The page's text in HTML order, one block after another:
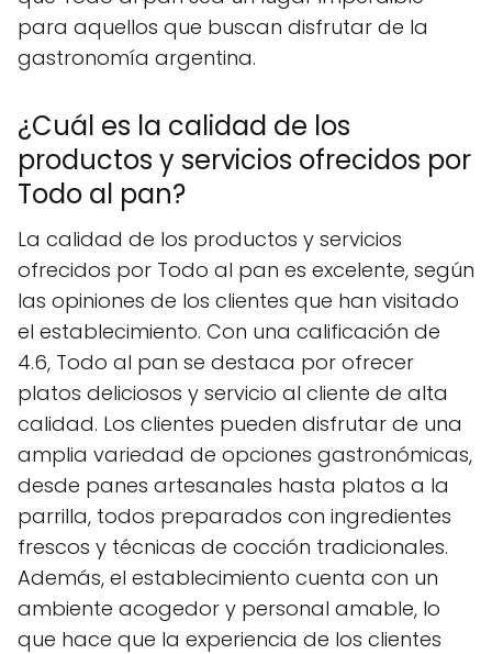
para aquellos que buscan disfrutar de la
gastronomía argentina.
¿Cuál es la calidad de los
productos y servicios ofrecidos por
Todo al pan?
La calidad de los productos y servicios
ofrecidos por Todo al pan es excelente, según
las opiniones de los clientes que han visitado
el establecimiento. Con una calificación de
4.6, Todo al pan se destaca por ofrecer
platos deliciosos y servicio al cliente de alta
calidad. Los clientes pueden disfrutar de una
amplia variedad de opciones gastronómicas,
desde panes artesanales hasta platos a la
parrilla, todos preparados con ingredientes
frescos y técnicas de cocción tradicionales.
Además, el establecimiento cuenta con un
ambiente acogedor y personal amable, lo
que hace que la experiencia de los clientes